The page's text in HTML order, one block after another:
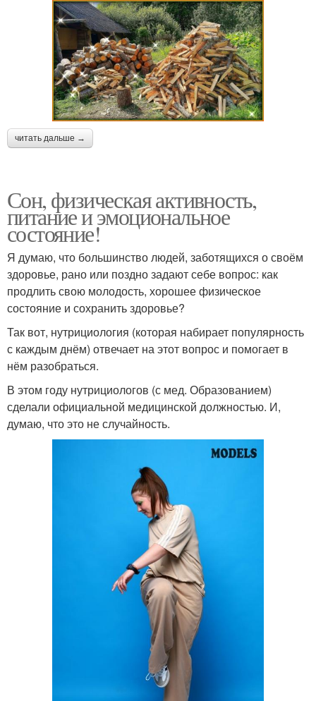
читать дальше →
Сон, физическая активность,
питание и эмоциональное
состояние!
Я думаю, что большинство людей, заботящихся о своём
здоровье, рано или поздно задают себе вопрос: как
продлить свою молодость, хорошее физическое
состояние и сохранить здоровье?
Так вот, нутрициология (которая набирает популярность
с каждым днём) отвечает на этот вопрос и помогает в
нём разобраться.
В этом году нутрициологов (с мед. Образованием)
сделали официальной медицинской должностью. И,
думаю, что это не случайность.